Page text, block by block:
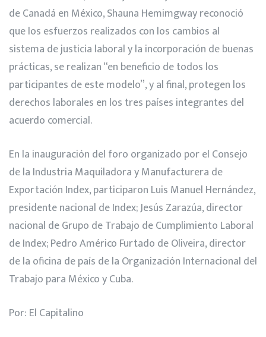
de Canadá en México, Shauna Hemimgway reconoció
que los esfuerzos realizados con los cambios al
sistema de justicia laboral y la incorporación de buenas
prácticas, se realizan “en beneficio de todos los
participantes de este modelo”, y al final, protegen los
derechos laborales en los tres países integrantes del
acuerdo comercial.
En la inauguración del foro organizado por el Consejo
de la Industria Maquiladora y Manufacturera de
Exportación Index, participaron Luis Manuel Hernández,
presidente nacional de Index; Jesús Zarazúa, director
nacional de Grupo de Trabajo de Cumplimiento Laboral
de Index; Pedro Américo Furtado de Oliveira, director
de la oficina de país de la Organización Internacional del
Trabajo para México y Cuba.
Por: El Capitalino